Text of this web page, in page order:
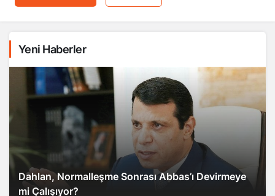
Yeni Haberler
Dahlan, Normalleşme Sonrası Abbas’ı Devirmeye
mi Çalışıyor?